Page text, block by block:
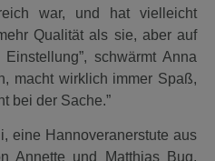
war, und hat vielleicht
Qualität als sie, aber auf
schwärmt Anna
macht wirklich immer Spaß,
bei der Sache.”
eine Hannoveranerstute aus
Annette und Matthias Bug,